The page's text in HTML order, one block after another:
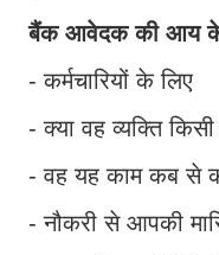
बैंक आवेदक की आय के
- कर्मचारियों के लिए
- क्या वह व्यक्ति
- वह यह काम कब से
- नौकरी से आपकी